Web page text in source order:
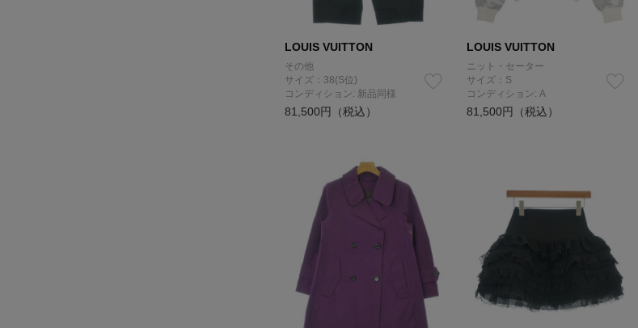
LOUIS VUITTON
その他
サイズ：38(S位)
コンディション: 新品同様
81,500円（税込）
LOUIS VUITTON
ニット・セーター
サイズ：S
コンディション: A
81,500円（税込）